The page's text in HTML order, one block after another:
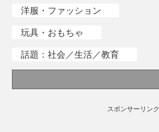
洋服・ファッション
玩具・おもちゃ
話題：社会／生活／教育
スポンサーリンク